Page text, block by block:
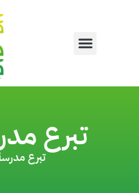
تبرع
تبرع